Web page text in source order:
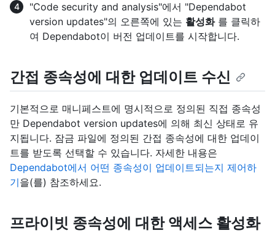
"Code security and analysis"에서 "Dependabot
version updates"의 오른쪽에 있는 활성화를 클릭하
여 Dependabot이 버전 업데이트를 시작합니다.
간접 종속성에 대한 업데이트 수신
기본적으로 매니페스트에 명시적으로 정의된 직접 종속성
만 Dependabot version updates에 의해 최신 상태로 유
지됩니다. 잠금 파일에 정의된 간접 종속성에 대한 업데이
트를 받도록 선택할 수 있습니다. 자세한 내용은
Dependabot에서 어떤 종속성이 업데이트되는지 제어하
기을(를) 참조하세요.
프라이빗 종속성에 대한 액세스 활성화